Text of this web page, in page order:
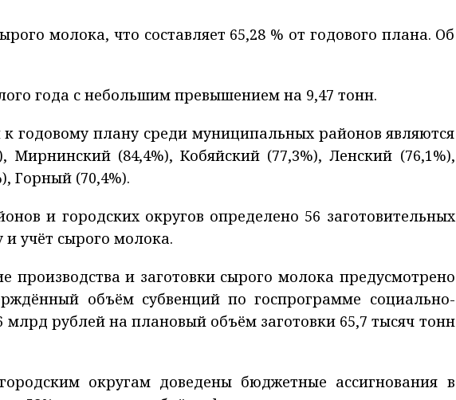
молока, что составляет 65,28 % от годового плана. Об
года с небольшим превышением на 9,47 тонн.
годовому плану среди муниципальных районов являются
Мирнинский (84,4%), Кобяйский (77,3%), Ленский (76,1%),
Горный (70,4%).
и городских округов определено 56 заготовительных
учёт сырого молока.
производства и заготовки сырого молока предусмотрено
объём субвенций по госпрограмме социально-
млрд рублей на плановый объём заготовки 65,7 тысяч тонн
округам доведены бюджетные ассигнования в